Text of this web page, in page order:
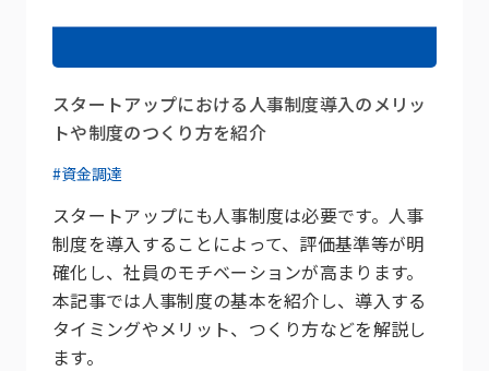
スタートアップにおける人事制度導入のメリッ
トや制度のつくり方を紹介
#資金調達
スタートアップにも人事制度は必要です。人事
制度を導入することによって、評価基準等が明
確化し、社員のモチベーションが高まります。
本記事では人事制度の基本を紹介し、導入する
タイミングやメリット、つくり方などを解説し
ます。